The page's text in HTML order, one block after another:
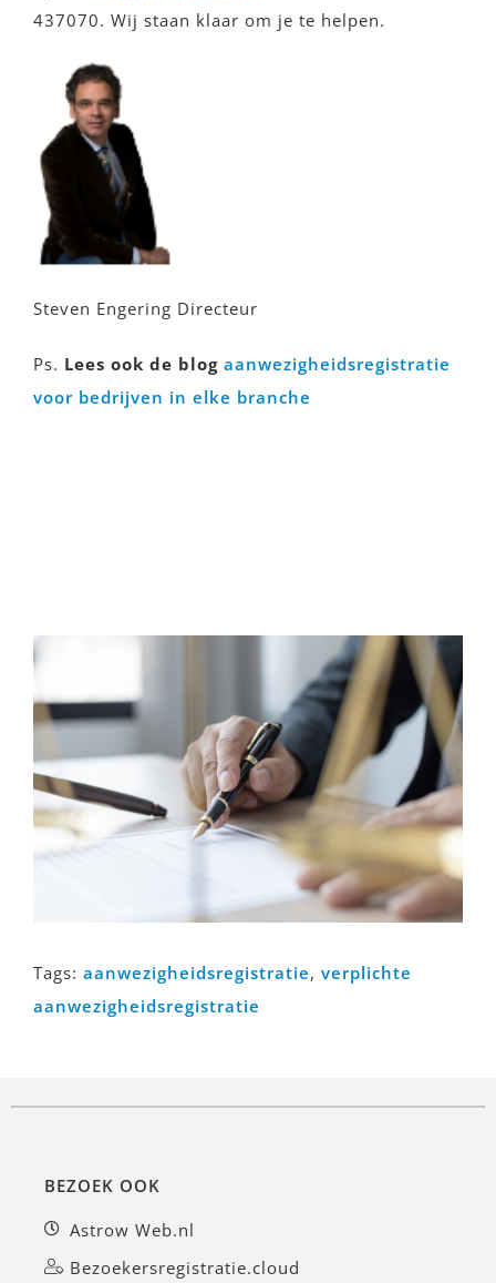
437070. Wij staan klaar om je te helpen.
Steven Engering Directeur
Ps. Lees ook de blog aanwezigheidsregistratie
voor bedrijven in elke branche
Tags: aanwezigheidsregistratie, verplichte
aanwezigheidsregistratie
BEZOEK OOK
Astrow Web.nl
Bezoekersregistratie.cloud